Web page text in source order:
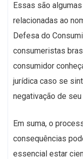
Essas são
relacionadas ao
Defesa do
consumeristas
consumidor
jurídica caso se
negativação de seu
Em suma, o
consequências
essencial estar